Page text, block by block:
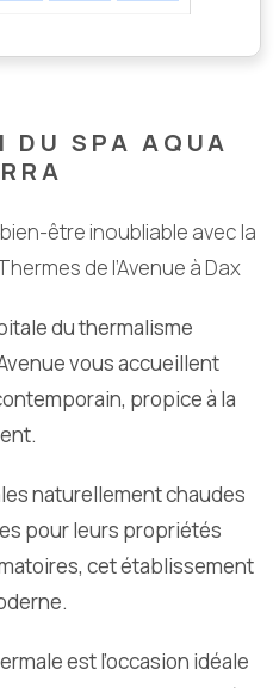
DU SPA AQUA
être inoubliable avec la
de l’Avenue à Dax
du thermalisme
vous accueillent
propice à la
naturellement chaudes
pour leurs propriétés
cet établissement
est l’occasion idéale